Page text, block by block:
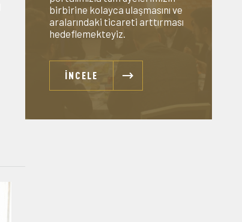
birbirine kolayca ulaşmasını ve
aralarındaki ticareti arttırması
hedeflemekteyiz.
İNCELE